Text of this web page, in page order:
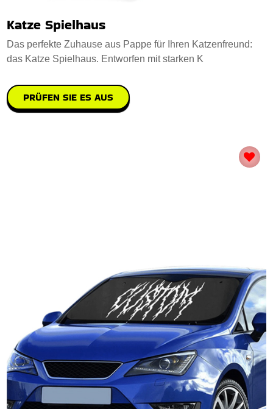
Katze Spielhaus
Das perfekte Zuhause aus Pappe für Ihren Katzenfreund:
das Katze Spielhaus. Entworfen mit starken K
PRÜFEN SIE ES AUS